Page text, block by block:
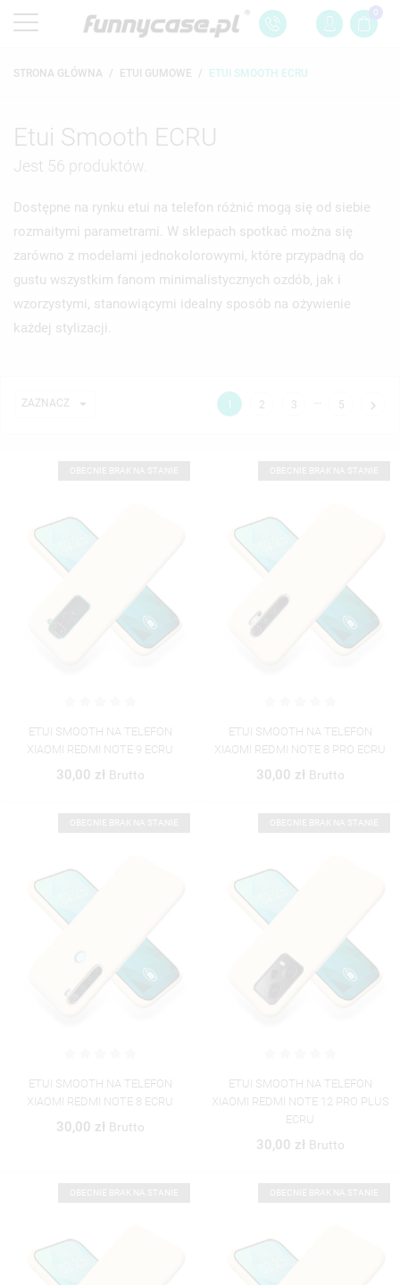
0
STRONA GŁÓWNA ETUI GUMOWE ETUI SMOOTH ECRU
Etui Smooth ECRU
Jest 56 produktów.
Dostępne na rynku etui na telefon różnić mogą się od siebie
rozmaitymi parametrami. W sklepach spotkać można się
zarówno z modelami jednokolorowymi, które przypadną do
gustu wszystkim fanom minimalistycznych ozdób, jak i
wzorzystymi, stanowiącymi idealny sposób na ożywienie
każdej stylizacji.
ZAZNACZ  1 2 3 … 5 
ETUI SMOOTH NA TELEFON
XIAOMI REDMI NOTE 9 ECRU
30,00 zł Brutto
ETUI SMOOTH NA TELEFON
XIAOMI REDMI NOTE 8 PRO ECRU
30,00 zł Brutto
ETUI SMOOTH NA TELEFON
XIAOMI REDMI NOTE 8 ECRU
30,00 zł Brutto
ETUI SMOOTH NA TELEFON
XIAOMI REDMI NOTE 12 PRO PLUS
ECRU
30,00 zł Brutto